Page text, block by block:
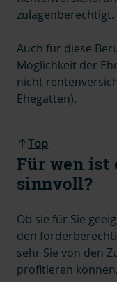
zulagenberechtigt.
Auch für diese
Möglichkeit der
nicht
Ehegatten).
Top
Für wen ist
sinnvoll?
Ob sie für Sie
den
sehr Sie von den
profitieren können.